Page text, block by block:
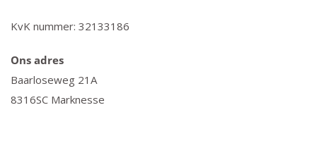
KvK nummer: 32133186
Ons adres
Baarloseweg 21A
8316SC Marknesse